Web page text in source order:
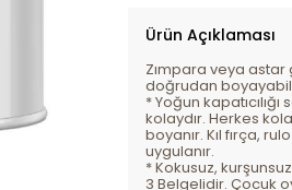
Ürün Açıklaması
Zımpara veya astar
doğrudan
* Yoğun
kolaydır. Herkes
boyanır. Kıl fırça,
uygulanır.
* Kokusuz,
3 Belgelidir. Çocuk